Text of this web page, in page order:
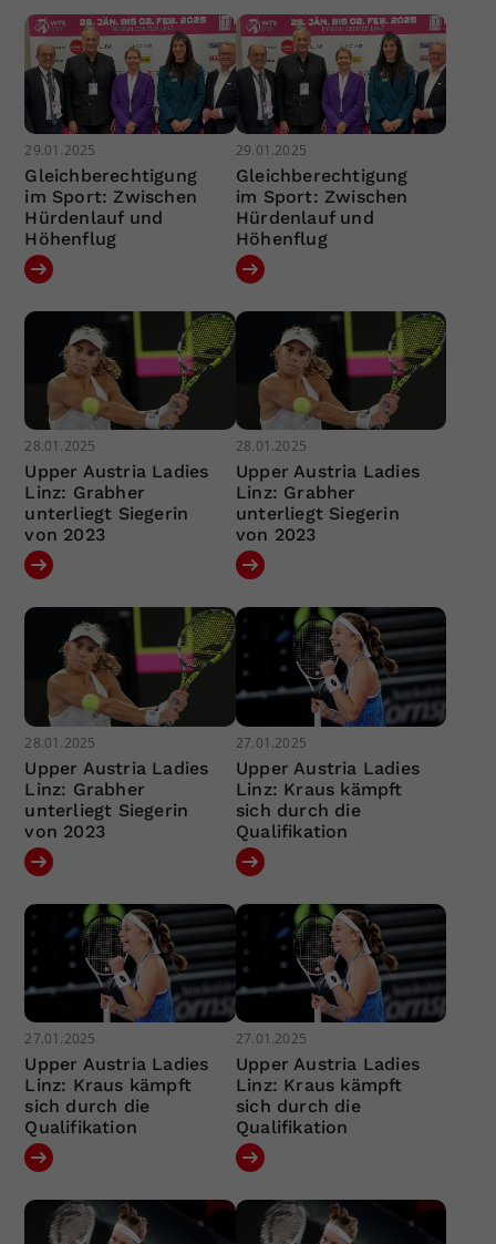
29.01.2025
Gleichberechtigung
im Sport: Zwischen
Hürdenlauf und
Höhenflug
29.01.2025
Gleichberechtigung
im Sport: Zwischen
Hürdenlauf und
Höhenflug
28.01.2025
Upper Austria Ladies
Linz: Grabher
unterliegt Siegerin
von 2023
28.01.2025
Upper Austria Ladies
Linz: Grabher
unterliegt Siegerin
von 2023
28.01.2025
Upper Austria Ladies
Linz: Grabher
unterliegt Siegerin
von 2023
27.01.2025
Upper Austria Ladies
Linz: Kraus kämpft
sich durch die
Qualifikation
27.01.2025
Upper Austria Ladies
Linz: Kraus kämpft
sich durch die
Qualifikation
27.01.2025
Upper Austria Ladies
Linz: Kraus kämpft
sich durch die
Qualifikation